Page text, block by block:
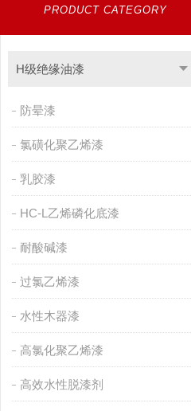
PRODUCT CATEGORY
H级绝缘油漆
防晕漆
氯磺化聚乙烯漆
乳胶漆
HC-L乙烯磷化底漆
耐酸碱漆
过氯乙烯漆
水性木器漆
高氯化聚乙烯漆
高效水性脱漆剂